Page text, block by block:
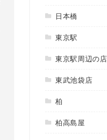
日本橋
東京駅
東京駅周辺の
東武池袋店
柏
柏高島屋